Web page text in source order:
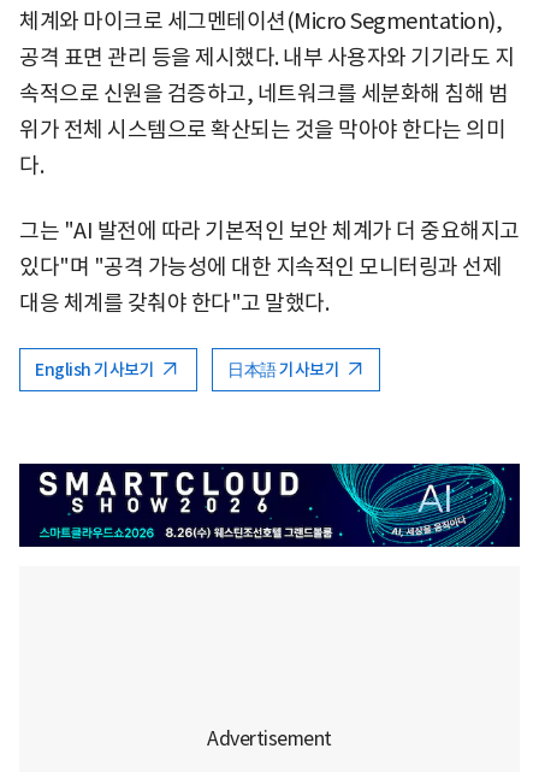
체계와 마이크로 세그멘테이션(Micro Segmentation),
공격 표면 관리 등을 제시했다. 내부 사용자와 기기라도 지
속적으로 신원을 검증하고, 네트워크를 세분화해 침해 범
위가 전체 시스템으로 확산되는 것을 막아야 한다는 의미
다.
그는 "AI 발전에 따라 기본적인 보안 체계가 더 중요해지고
있다"며 "공격 가능성에 대한 지속적인 모니터링과 선제
대응 체계를 갖춰야 한다"고 말했다.
English 기사보기 日本語 기사보기